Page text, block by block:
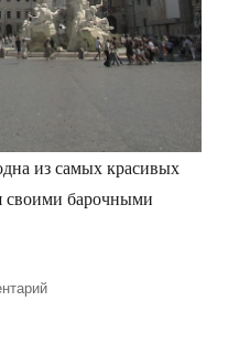
из самых красивых
своими барочными
к